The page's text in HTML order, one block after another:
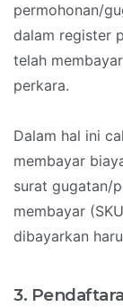
permohonan/
dalam register
telah
perkara.
Dalam hal ini
membayar
surat gugatan/
membayar
dibayarkan
3.